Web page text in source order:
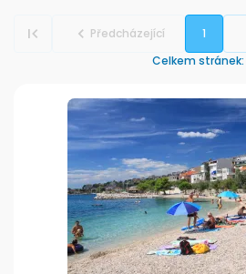
Předcházející 1
Celkem stránek: